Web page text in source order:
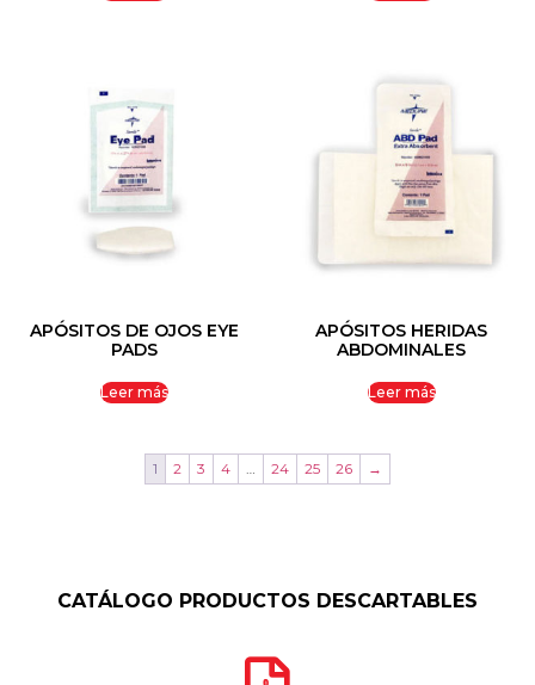
APÓSITOS DE OJOS EYE
PADS
Leer más
APÓSITOS HERIDAS
ABDOMINALES
Leer más
1 2 3 4 24 25 26 →
CATÁLOGO PRODUCTOS DESCARTABLES